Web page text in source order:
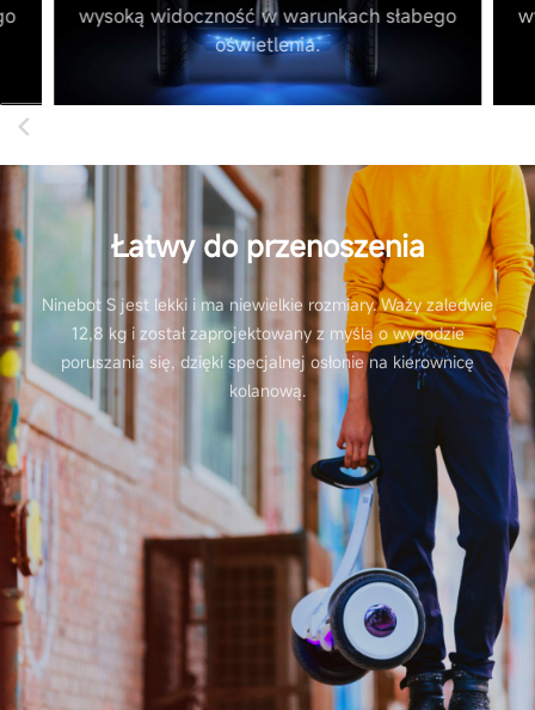
wysoką widoczność w warunkach słabego
oświetlenia.
Łatwy do przenoszenia
Ninebot S jest lekki i ma niewielkie rozmiary. Waży zaledwie
12,8 kg i został zaprojektowany z myślą o wygodzie
poruszania się, dzięki specjalnej osłonie na kierownicę
kolanową.